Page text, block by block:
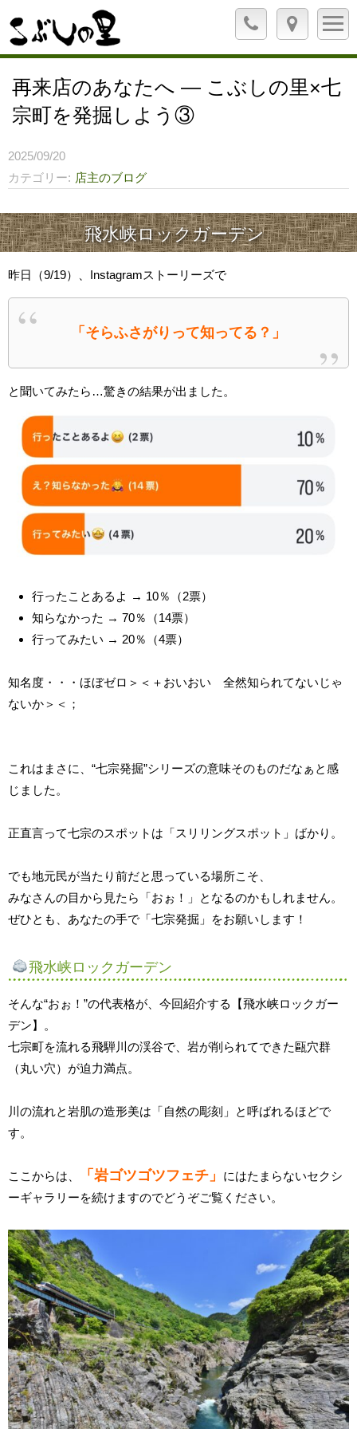
再来店のあなたへ ― こぶしの里×七
宗町を発掘しよう③
2025/09/20
カテゴリー
店主のブログ
飛水峡ロックガーデン
昨日（9/19）、Instagramストーリーズで
「そらふさがりって知ってる？」
と聞いてみたら…驚きの結果が出ました。
行ったことあるよ → 10％（2票）
知らなかった → 70％（14票）
行ってみたい → 20％（4票）
知名度・・・ほぼゼロ＞＜＋おいおい 全然知られてないじゃ
ないか＞＜；
これはまさに、“七宗発掘”シリーズの意味そのものだなぁと感
じました。
正直言って七宗のスポットは「スリリングスポット」ばかり。
でも地元民が当たり前だと思っている場所こそ、
みなさんの目から見たら「おぉ！」となるのかもしれません。
ぜひとも、あなたの手で「七宗発掘」をお願いします！
飛水峡ロックガーデン
そんな“おぉ！”の代表格が、今回紹介する【飛水峡ロックガー
デン】。
七宗町を流れる飛騨川の渓谷で、岩が削られてできた甌穴群
（丸い穴）が迫力満点。
川の流れと岩肌の造形美は「自然の彫刻」と呼ばれるほどで
す。
ここからは、 「岩ゴツゴツフェチ」
にはたまらないセクシ
ーギャラリーを続けますのでどうぞご覧ください。